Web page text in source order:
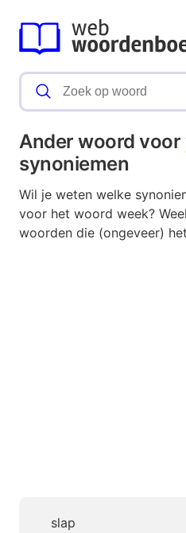
Ander woord voor
synoniemen
Wil je weten welke
voor het woord week?
woorden die (ongeveer)
slap